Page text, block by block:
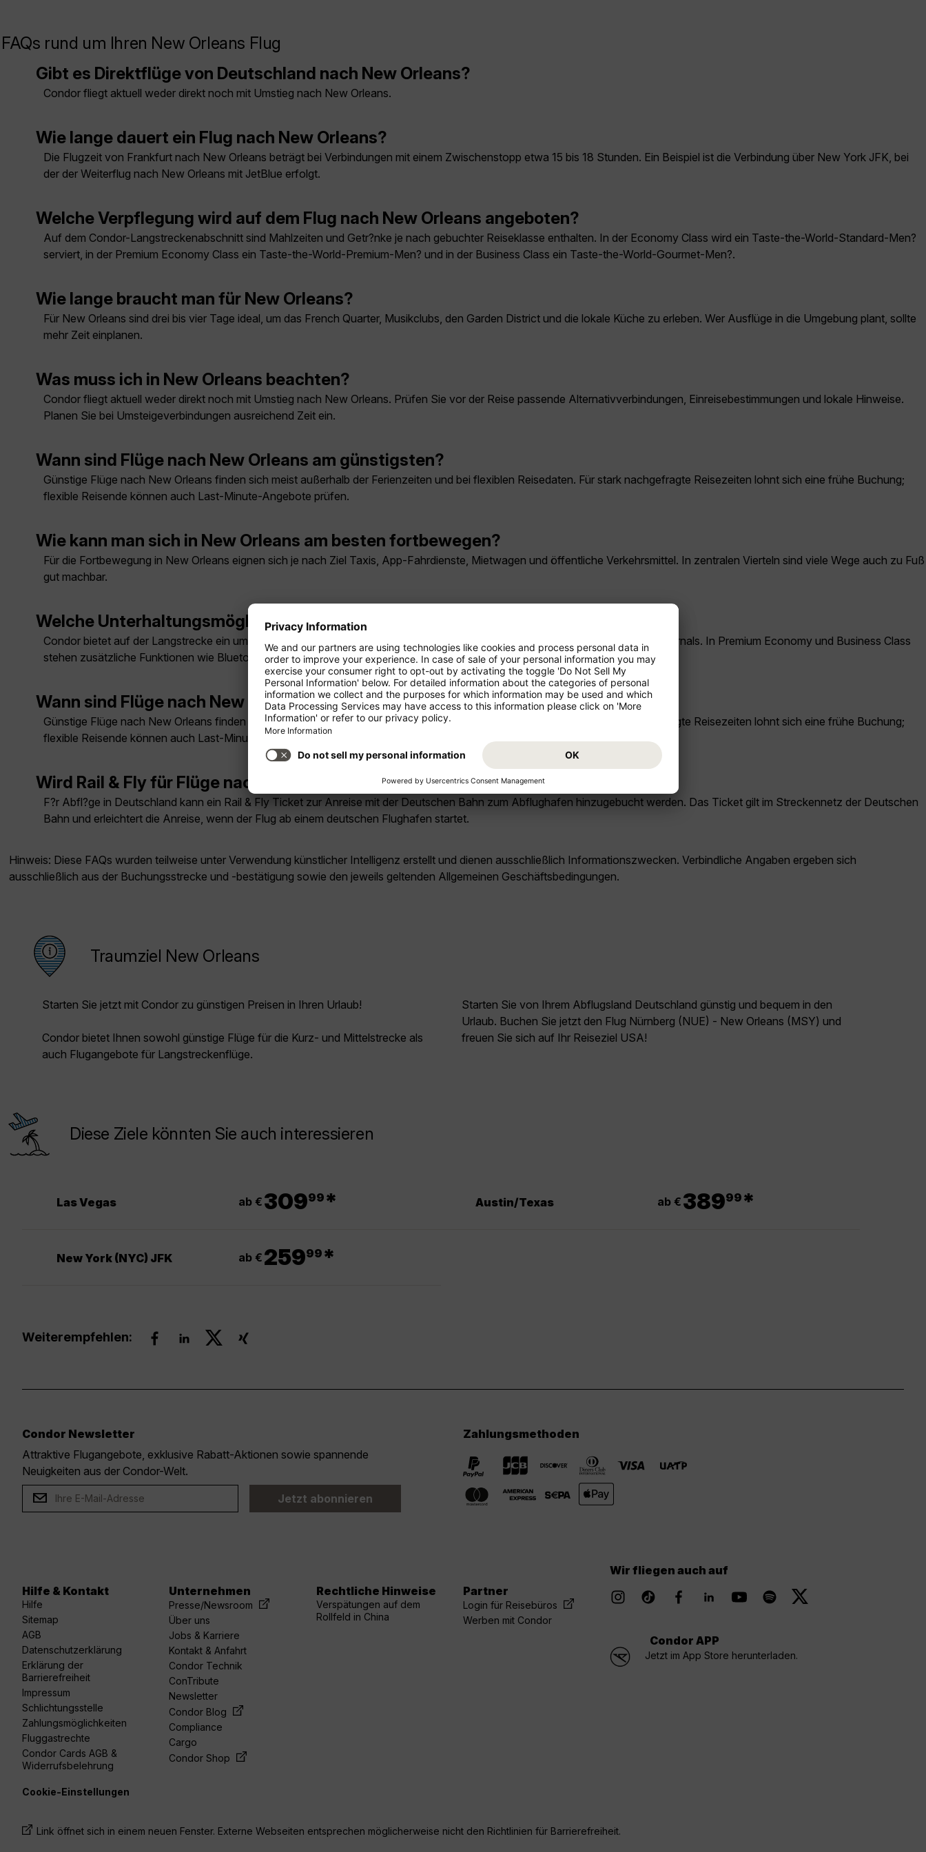
FAQs rund um Ihren New Orleans Flug
Gibt es Direktflüge von Deutschland nach New Orleans?
Condor fliegt aktuell weder direkt noch mit Umstieg nach New Orleans.
Wie lange dauert ein Flug nach New Orleans?
Die Flugzeit von Frankfurt nach New Orleans beträgt bei Verbindungen mit einem Zwischenstopp etwa 15 bis 18 Stunden. Ein Beispiel ist die Verbindung über New York JFK, bei
der der Weiterflug nach New Orleans mit JetBlue erfolgt.
Welche Verpflegung wird auf dem Flug nach New Orleans angeboten?
Auf dem Condor-Langstreckenabschnitt sind Mahlzeiten und Getr?nke je nach gebuchter Reiseklasse enthalten. In der Economy Class wird ein Taste-the-World-Standard-Men?
serviert, in der Premium Economy Class ein Taste-the-World-Premium-Men? und in der Business Class ein Taste-the-World-Gourmet-Men?.
Wie lange braucht man für New Orleans?
Für New Orleans sind drei bis vier Tage ideal, um das French Quarter, Musikclubs, den Garden District und die lokale Küche zu erleben. Wer Ausflüge in die Umgebung plant, sollte
mehr Zeit einplanen.
Was muss ich in New Orleans beachten?
Condor fliegt aktuell weder direkt noch mit Umstieg nach New Orleans. Prüfen Sie vor der Reise passende Alternativverbindungen, Einreisebestimmungen und lokale Hinweise.
Planen Sie bei Umsteigeverbindungen ausreichend Zeit ein.
Wann sind Flüge nach New Orleans am günstigsten?
Günstige Flüge nach New Orleans finden sich meist außerhalb der Ferienzeiten und bei flexiblen Reisedaten. Für stark nachgefragte Reisezeiten lohnt sich eine frühe Buchung;
flexible Reisende können auch Last-Minute-Angebote prüfen.
Wie kann man sich in New Orleans am besten fortbewegen?
Für die Fortbewegung in New Orleans eignen sich je nach Ziel Taxis, App-Fahrdienste, Mietwagen und öffentliche Verkehrsmittel. In zentralen Vierteln sind viele Wege auch zu Fuß
gut machbar.
Welche Unterhaltungsmöglichkeiten gibt es auf dem Flug nach New Orleans?
Condor bietet auf der Langstrecke ein umfangreiches Inflight-Entertainment mit 4K-Bildschirmen, Filmen, Serien, Musik und eJournals. In Premium Economy und Business Class
stehen zusätzliche Funktionen wie Bluetooth-Konnektivität und größere Bildschirme zur Verfügung.
Wann sind Flüge nach New Orleans am günstigsten?
Günstige Flüge nach New Orleans finden sich meist außerhalb der Ferienzeiten und bei flexiblen Reisedaten. Für stark nachgefragte Reisezeiten lohnt sich eine frühe Buchung;
flexible Reisende können auch Last-Minute-Angebote prüfen.
Wird Rail & Fly für Flüge nach New Orleans angeboten?
F?r Abfl?ge in Deutschland kann ein Rail & Fly Ticket zur Anreise mit der Deutschen Bahn zum Abflughafen hinzugebucht werden. Das Ticket gilt im Streckennetz der Deutschen
Bahn und erleichtert die Anreise, wenn der Flug ab einem deutschen Flughafen startet.
Hinweis: Diese FAQs wurden teilweise unter Verwendung künstlicher Intelligenz erstellt und dienen ausschließlich Informationszwecken. Verbindliche Angaben ergeben sich
ausschließlich aus der Buchungsstrecke und -bestätigung sowie den jeweils geltenden Allgemeinen Geschäftsbedingungen.
Traumziel New Orleans
Starten Sie jetzt mit Condor zu günstigen Preisen in Ihren Urlaub!
Condor bietet Ihnen sowohl günstige Flüge für die Kurz- und Mittelstrecke als
auch Flugangebote für Langstreckenflüge.
Starten Sie von Ihrem Abflugsland Deutschland günstig und bequem in den
Urlaub. Buchen Sie jetzt den Flug Nürnberg (NUE) - New Orleans (MSY) und
freuen Sie sich auf Ihr Reiseziel USA!
Diese Ziele könnten Sie auch interessieren
Las Vegas ab € 30999 * Austin/Texas ab € 38999 *
New York (NYC) JFK ab € 25999 *
Weiterempfehlen:
Condor Newsletter
Attraktive Flugangebote, exklusive Rabatt-Aktionen sowie spannende
Neuigkeiten aus der Condor-Welt.
Jetzt abonnieren
Zahlungsmethoden
Hilfe & Kontakt
Hilfe
Sitemap
AGB
Datenschutzerklärung
Erklärung der
Barrierefreiheit
Impressum
Schlichtungsstelle
Zahlungsmöglichkeiten
Fluggastrechte
Condor Cards AGB &
Widerrufsbelehrung
Unternehmen
Presse/Newsroom
Über uns
Jobs & Karriere
Kontakt & Anfahrt
Condor Technik
ConTribute
Newsletter
Condor Blog
Compliance
Cargo
Condor Shop
Rechtliche Hinweise
Verspätungen auf dem
Rollfeld in China
Partner
Login für Reisebüros
Werben mit Condor
Wir fliegen auch auf
linkedin youtubespotify
Condor APP
Jetzt im App Store herunterladen.
Cookie-Einstellungen
Link öffnet sich in einem neuen Fenster. Externe Webseiten entsprechen möglicherweise nicht den Richtlinien für Barrierefreiheit.